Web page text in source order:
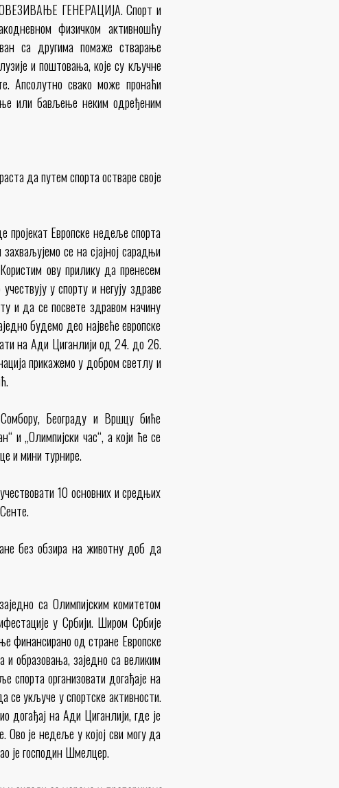
ГЕНЕРАЦИЈА. Спорт и
физичком активношћу
са другима помаже стварање
и поштовања, које су кључне
Апсолутно свако може пронаћи
или бављење неким одређеним
да путем спорта остваре своје
пројекат Европске недеље спорта
се на сјајној сарадњи
ову прилику да пренесем
у спорту и негују здраве
и да се посвете здравом начину
будемо део највеће европске
на Ади Циганлији од 24. до 26.
прикажемо у добром светлу и
Београду и Вршцу биће
и „Олимпијски час“, а који ће се
и мини турнире.
10 основних и средњих
без обзира на животну доб да
са Олимпијским комитетом
у Србији. Широм Србије
финансирано од стране Европске
и образовања, заједно са великим
спорта организовати догађаје на
се укључе у спортске активности.
догађај на Ади Циганлији, где је
Ово је недеље у којој сви могу да
је господин Шмелцер.